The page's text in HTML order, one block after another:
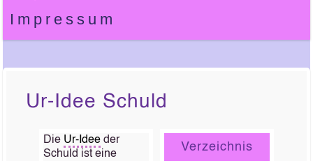
Impressum
Ur-Idee Schuld
Die Ur-Ideeder
Schuld ist eine
Verzeichnis